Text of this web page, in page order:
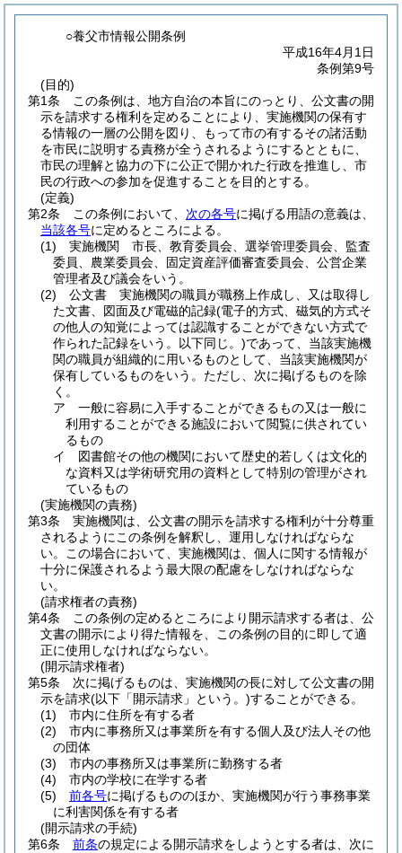
○養父市情報公開条例
平成16年4月1日
条例第9号
(目的)
第1条
この条例は、地方自治の本旨にのっとり、公文書の開
示を請求する権利を定めることにより、実施機関の保有す
る情報の一層の公開を図り、もって市の有するその諸活動
を市民に説明する責務が全うされるようにするとともに、
市民の理解と協力の下に公正で開かれた行政を推進し、市
民の行政への参加を促進することを目的とする。
(定義)
第2条
この条例において、 次の各号に掲げる用語の意義は、
当該各号に定めるところによる。
(1)
実施機関 市長、教育委員会、選挙管理委員会、監査
委員、農業委員会、固定資産評価審査委員会、公営企業
管理者及び議会をいう。
(2)
公文書 実施機関の職員が職務上作成し、又は取得し
た文書、図面及び電磁的記録(電子的方式、磁気的方式そ
の他人の知覚によっては認識することができない方式で
作られた記録をいう。以下同じ。)であって、当該実施機
関の職員が組織的に用いるものとして、当該実施機関が
保有しているものをいう。 ただし、次に掲げるものを除
く。
ア
一般に容易に入手することができるもの又は一般に
利用することができる施設において閲覧に供されてい
るもの
イ
図書館その他の機関において歴史的若しくは文化的
な資料又は学術研究用の資料として特別の管理がされ
ているもの
(実施機関の責務)
第3条
実施機関は、公文書の開示を請求する権利が十分尊重
されるようにこの条例を解釈し、運用しなければならな
い。
この場合において、実施機関は、個人に関する情報が
十分に保護されるよう最大限の配慮をしなければならな
い。
(請求権者の責務)
第4条
この条例の定めるところにより開示請求する者は、公
文書の開示により得た情報を、この条例の目的に即して適
正に使用しなければならない。
(開示請求権者)
第5条
次に掲げるものは、実施機関の長に対して公文書の開
示を請求(以下「開示請求」という。)することができる。
(1)
市内に住所を有する者
(2)
市内に事務所又は事業所を有する個人及び法人その他
の団体
(3)
市内の事務所又は事業所に勤務する者
(4)
市内の学校に在学する者
(5)
前各号に掲げるもののほか、実施機関が行う事務事業
に利害関係を有する者
(開示請求の手続)
第6条
前条の規定による開示請求をしようとする者は、次に